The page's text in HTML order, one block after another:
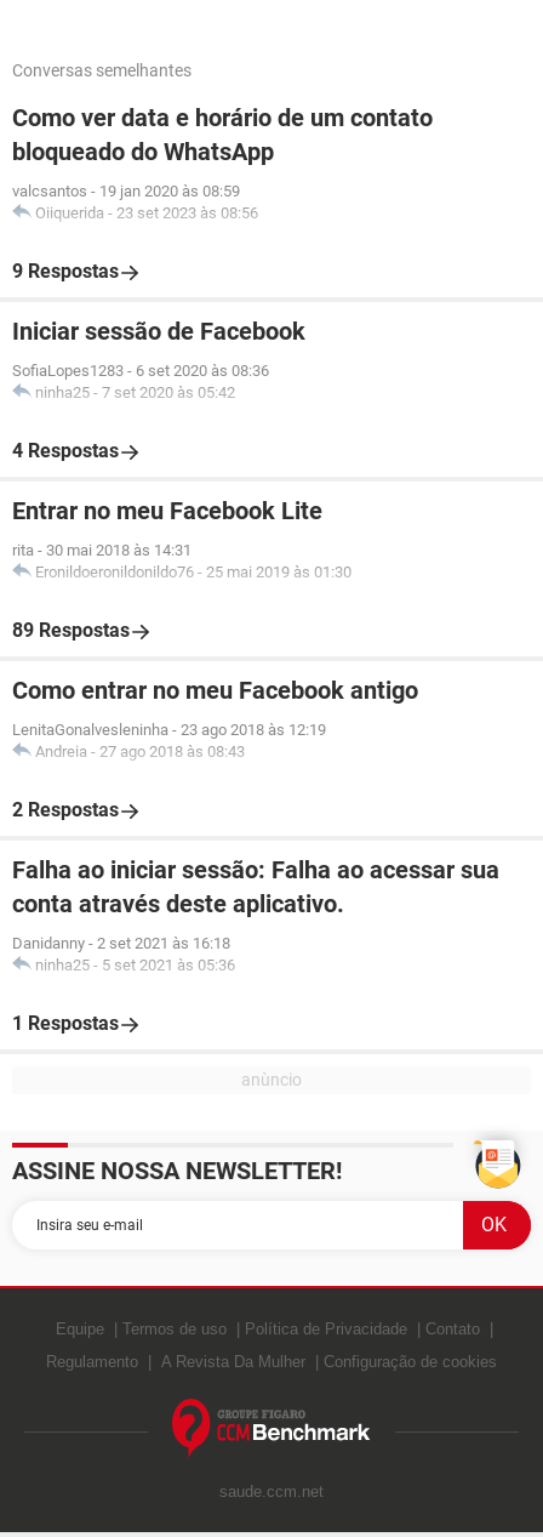
Conversas semelhantes
Como ver data e horário de um contato
bloqueado do WhatsApp
valcsantos - 19 jan 2020 às 08:59
Oiiquerida - 23 set 2023 às 08:56
9 Respostas
Iniciar sessão de Facebook
SofiaLopes1283 - 6 set 2020 às 08:36
ninha25 - 7 set 2020 às 05:42
4 Respostas
Entrar no meu Facebook Lite
rita - 30 mai 2018 às 14:31
Eronildoeronildonildo76 - 25 mai 2019 às 01:30
89 Respostas
Como entrar no meu Facebook antigo
LenitaGonalvesleninha - 23 ago 2018 às 12:19
Andreia - 27 ago 2018 às 08:43
2 Respostas
Falha ao iniciar sessão: Falha ao acessar sua
conta através deste aplicativo.
Danidanny - 2 set 2021 às 16:18
ninha25 - 5 set 2021 às 05:36
1 Respostas
ASSINE NOSSA NEWSLETTER!
Equipe Termos de uso Política de Privacidade
Contato
Regulamento
A Revista Da Mulher Configuração de cookies
saude.ccm.net